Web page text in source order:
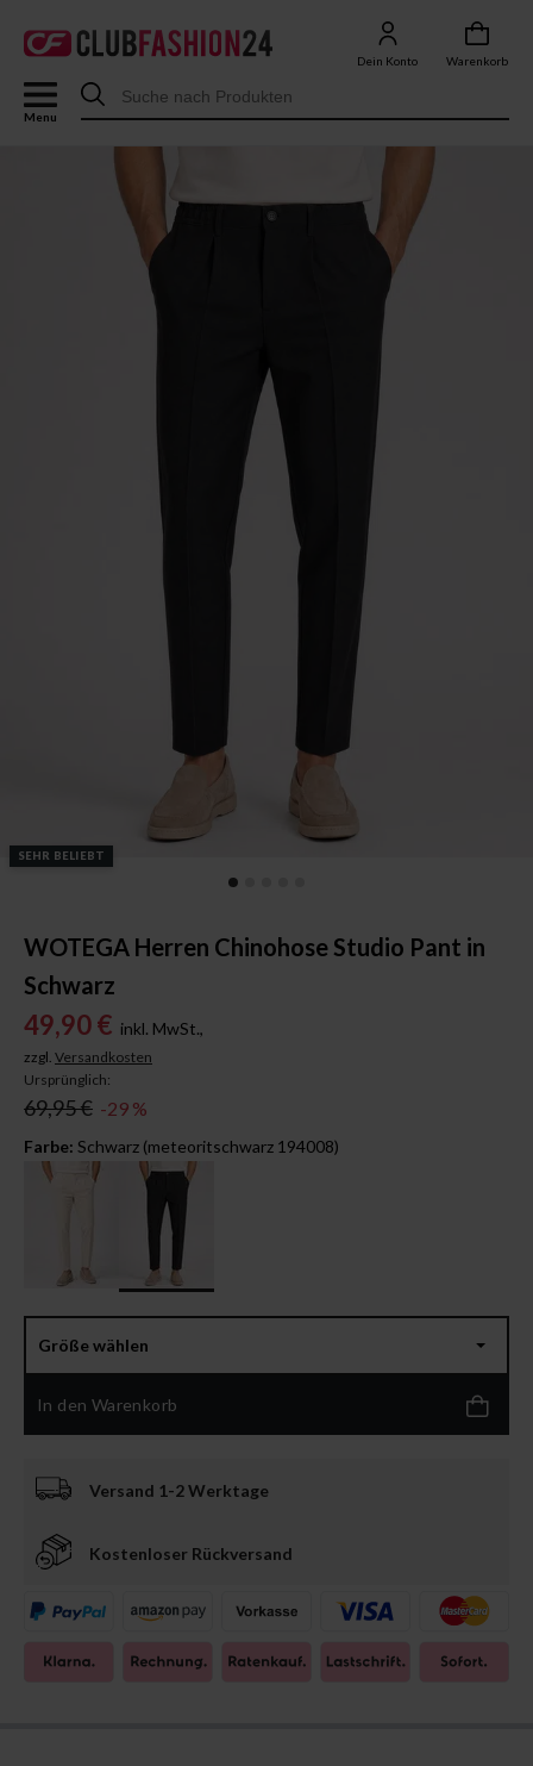
Dein Konto Warenkorb
Menu
SEHR BELIEBT
WOTEGA Herren Chinohose Studio Pant in
Schwarz
49,90 € inkl. MwSt.,
zzgl. Versandkosten
Ursprünglich:
69,95 € -29 %
Farbe: Schwarz (meteoritschwarz 194008)
Größe wählen
In den Warenkorb
Versand 1-2 Werktage
Kostenloser Rückversand